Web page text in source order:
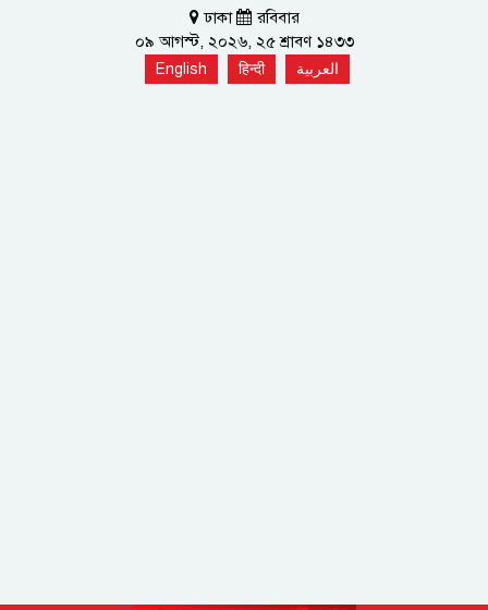
ঢাকা
রবিবার
০৯ আগস্ট, ২০২৬, ২৫ শ্রাবণ ১৪৩৩
English हिन्दी العربية